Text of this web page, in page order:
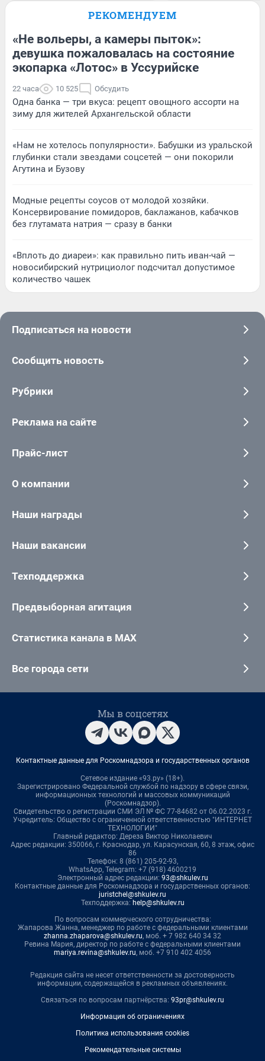
РЕКОМЕНДУЕМ
«Не вольеры, а камеры пыток»:
девушка пожаловалась на состояние
экопарка «Лотос» в Уссурийске
22 часа 10 525 Обсудить
Одна банка — три вкуса: рецепт овощного ассорти на
зиму для жителей Архангельской области
«Нам не хотелось популярности». Бабушки из уральской
глубинки стали звездами соцсетей — они покорили
Агутина и Бузову
Модные рецепты соусов от молодой хозяйки.
Консервирование помидоров, баклажанов, кабачков
без глутамата натрия — сразу в банки
«Вплоть до диареи»: как правильно пить иван-чай —
новосибирский нутрициолог подсчитал допустимое
количество чашек
Подписаться на новости
Сообщить новость
Рубрики
Реклама на сайте
Прайс-лист
О компании
Наши награды
Наши вакансии
Техподдержка
Предвыборная агитация
Статистика канала в MAX
Все города сети
Мы в соцсетях
Контактные данные для Роскомнадзора и государственных органов
Сетевое издание «93.ру» (18+).
Зарегистрировано Федеральной службой по надзору в сфере связи,
информационных технологий и массовых коммуникаций
(Роскомнадзор).
Свидетельство о регистрации СМИ ЭЛ № ФС 77-84682 от 06.02.2023 г.
Учредитель: Общество с ограниченной ответственностью "ИНТЕРНЕТ
ТЕХНОЛОГИИ"
Главный редактор: Дереза Виктор Николаевич
Адрес редакции: 350066, г. Краснодар, ул. Карасунская, 60, 8 этаж, офис
86
Телефон: 8 (861) 205-92-93,
WhatsApp, Telegram: +7 (918) 4600219
Электронный адрес редакции: 93@shkulev.ru
Контактные данные для Роскомнадзора и государственных органов:
juristchel@shkulev.ru
Техподдержка: help@shkulev.ru
По вопросам коммерческого сотрудничества:
Жапарова Жанна, менеджер по работе с федеральными клиентами
zhanna.zhaparova@shkulev.ru, моб. + 7 982 640 34 32
Ревина Мария, директор по работе с федеральными клиентами
mariya.revina@shkulev.ru, моб. +7 910 402 4056
Редакция сайта не несет ответственности за достоверность
информации, содержащейся в рекламных объявлениях.
Связаться по вопросам партнёрства: 93pr@shkulev.ru
Информация об ограничениях
Политика использования cookies
Рекомендательные системы